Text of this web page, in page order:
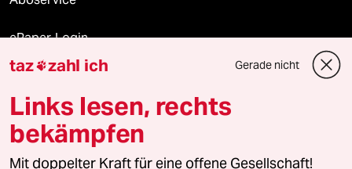
ePaper Login
Downloads für Abonnierende
© 2026 taz Verlags und Vertriebs GmbH
Alle Rechte vorbehalten. Bei rechtlichen Fragen oder für Genehmigungen
taz zahl ich Gerade nicht
Links lesen, rechts
bekämpfen
Mit doppelter Kraft für eine offene Gesellschaft!